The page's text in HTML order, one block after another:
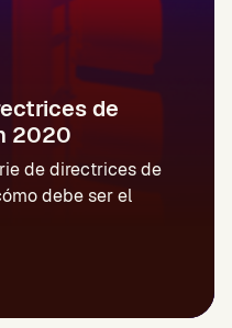
de
2020
de directrices de
debe ser el